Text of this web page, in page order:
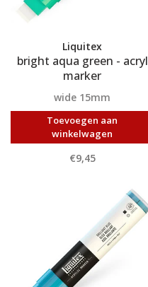
Liquitex
bright aqua green - acryl
marker
wide 15mm
Toevoegen aan
winkelwagen
€9,45